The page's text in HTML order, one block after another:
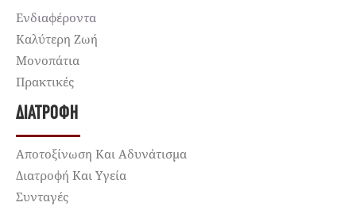
Ενδιαφέροντα
Καλύτερη Ζωή
Μονοπάτια
Πρακτικές
ΔΙΑΤΡΟΦΉ
Αποτοξίνωση Και Αδυνάτισμα
Διατροφή Και Υγεία
Συνταγές